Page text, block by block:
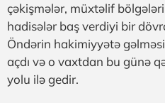
çəkişmələr, müxtəlif
hadisələr baş verdiyi bir
Öndərin hakimiyyətə
açdı və o vaxtdan bu günə
yolu ilə gedir.